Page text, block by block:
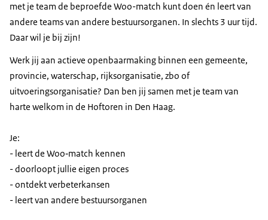
met je team de beproefde Woo-match kunt doen én leert van
andere teams van andere bestuursorganen. In slechts 3 uur tijd.
Daar wil je bij zijn!
Werk jij aan actieve openbaarmaking binnen een gemeente,
provincie, waterschap, rijksorganisatie, zbo of
uitvoeringsorganisatie? Dan ben jij samen met je team van
harte welkom in de Hoftoren in Den Haag.
Je:
- leert de Woo‑match kennen
- doorloopt jullie eigen proces
- ontdekt verbeterkansen
- leert van andere bestuursorganen